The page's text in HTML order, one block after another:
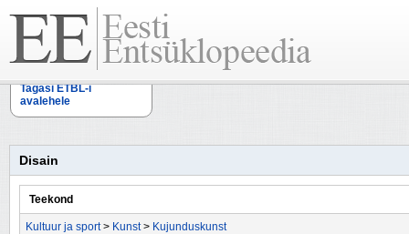
Tagasi ETBL-i
avalehele
Disain
Teekond
Kultuur ja sport> Kunst> Kujunduskunst